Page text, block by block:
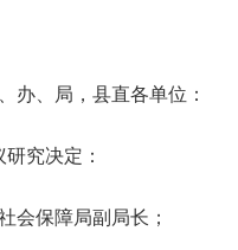
办、局，县直各单位：
究决定：
会保障局副局长 ；